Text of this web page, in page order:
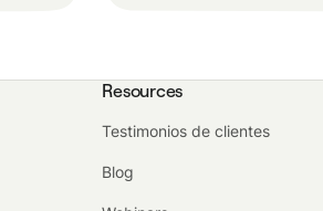
Resources
Testimonios de clientes
Blog